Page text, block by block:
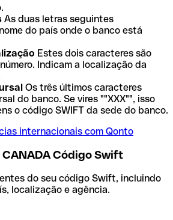
As duas letras seguintes
do país onde o banco está
Estes dois caracteres são
Indicam a localização da
Os três últimos caracteres
do banco. Se vires ""XXX"", isso
o código SWIFT da sede do banco.
internacionais com Qonto
CANADA Código Swift
do seu código Swift, incluindo
localização e agência.